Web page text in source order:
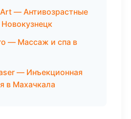
— Антивозрастные
— Массаж и спа в
— Инъекционная
в Махачкала